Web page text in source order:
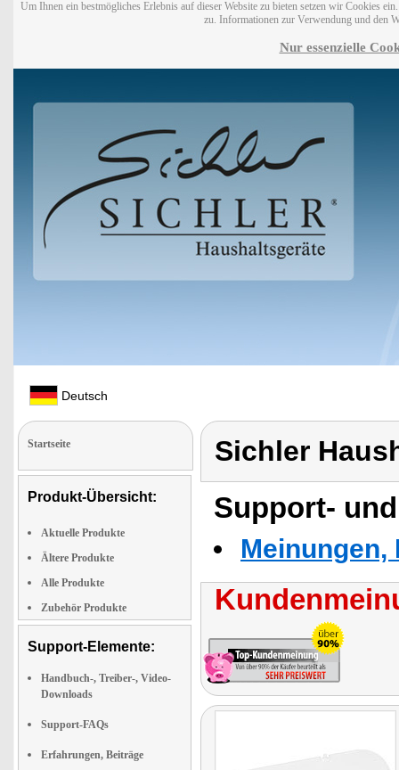
Um Ihnen ein bestmögliches Erlebnis auf dieser Website zu bieten setzen wir Cookies
zu. Informationen zur Verwendung und den
Nur essenzielle
Deutsch
Startseite
Produkt-Übersicht:
Aktuelle Produkte
Ältere Produkte
Alle Produkte
Zubehör Produkte
Support-Elemente:
Handbuch-, Treiber-, Video-
Downloads
Support-FAQs
Erfahrungen, Beiträge
Sichler
Support-